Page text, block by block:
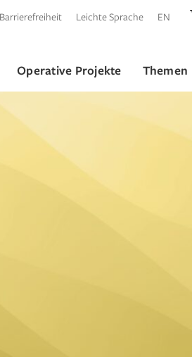
Barrierefreiheit Leichte Sprache EN
Operative Projekte Themen